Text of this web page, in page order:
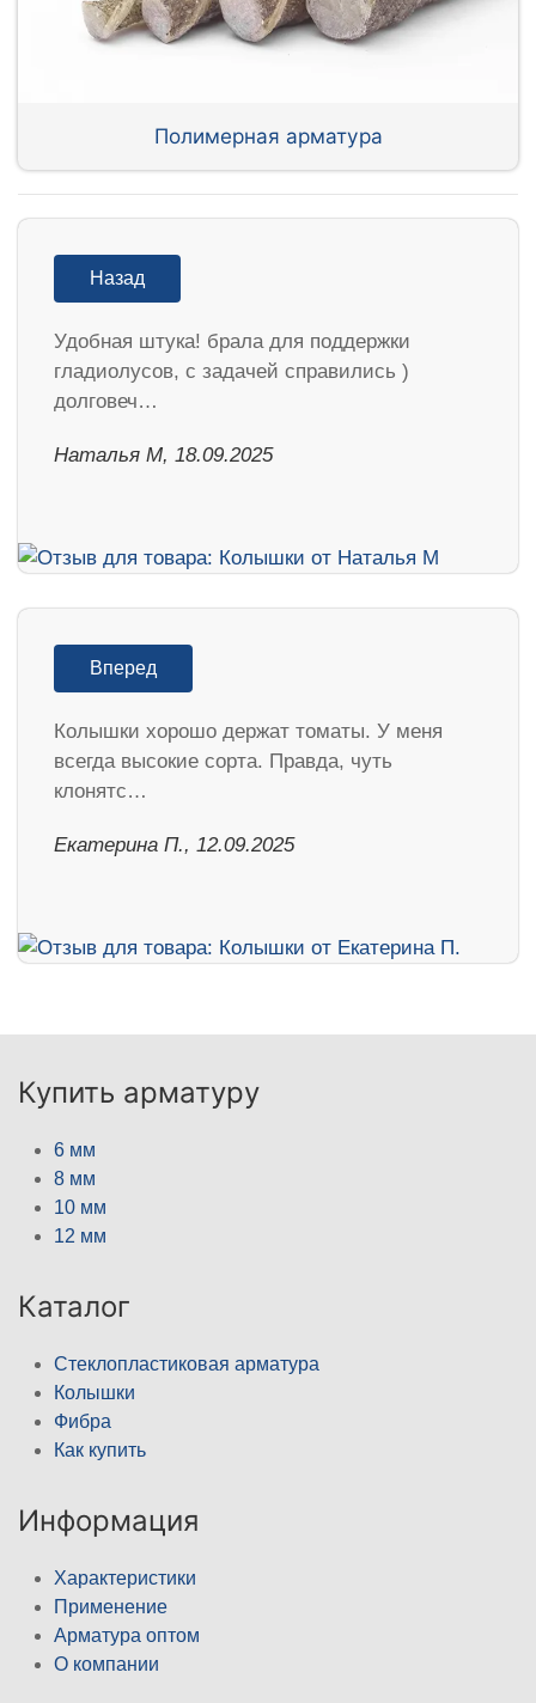
Полимерная арматура
Назад
Удобная штука! брала для поддержки
гладиолусов, с задачей справились )
долговеч…
Наталья М, 18.09.2025
Вперед
Колышки хорошо держат томаты. У меня
всегда высокие сорта. Правда, чуть
клонятс…
Екатерина П., 12.09.2025
Купить арматуру
6 мм
8 мм
10 мм
12 мм
Каталог
Стеклопластиковая арматура
Колышки
Фибра
Как купить
Информация
Характеристики
Применение
Арматура оптом
О компании